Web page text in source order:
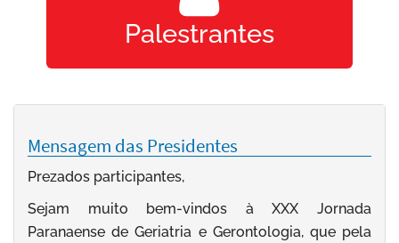
Palestrantes
Mensagem das Presidentes
Prezados participantes,
Sejam muito bem-vindos à XXX Jornada
Paranaense de Geriatria e Gerontologia, que pela